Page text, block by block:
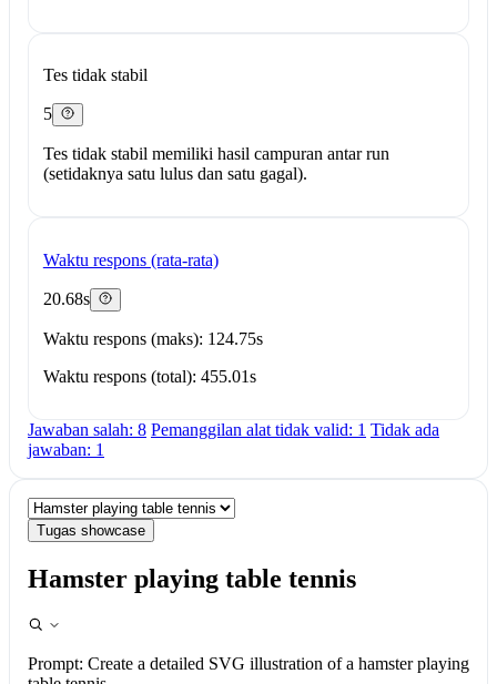
Tes tidak stabil
5
Tes tidak stabil memiliki hasil campuran antar run
(setidaknya satu lulus dan satu gagal).
Waktu respons (rata-rata)
20.68s
Waktu respons (maks): 124.75s
Waktu respons (total): 455.01s
Jawaban salah: 8 Pemanggilan alat tidak valid: 1 Tidak ada
jawaban: 1
Tugas showcase
Hamster playing table tennis
Prompt: Create a detailed SVG illustration of a hamster playing